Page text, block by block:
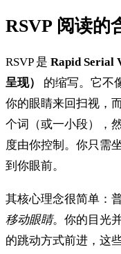
RSVP 阅读的
RSVP 是 Rapid Serial
呈现）
的缩写。它不
你的眼睛来回扫视，
个词（或一小段），
度由你控制。你只需
到你眼前。
其核心理念很简单：
移动眼睛。你的目光
的跳动方式前进，这